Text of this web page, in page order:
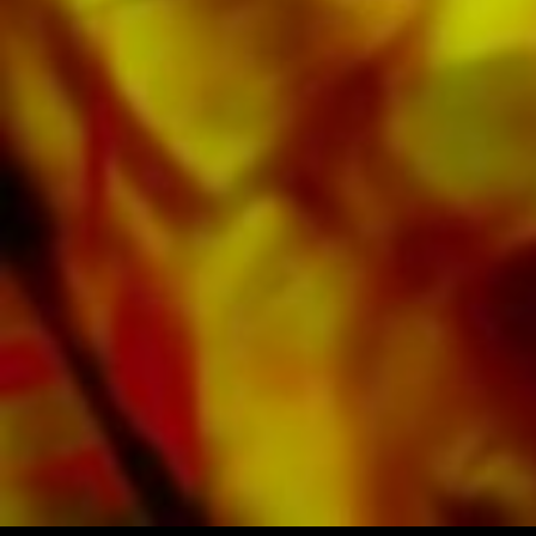
de nota ligeramente amarillento ofrece un
buen contraste y es agradable a la vista en
condiciones de iluminación difíciles. La entrega
a clientes privados en todo el mundo está libre
de gastos de envío. Ordene sus partituras
ahora directamente de Obrasso Verlag.